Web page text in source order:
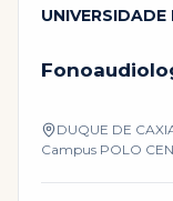
DUQUE DE
Campus POLO